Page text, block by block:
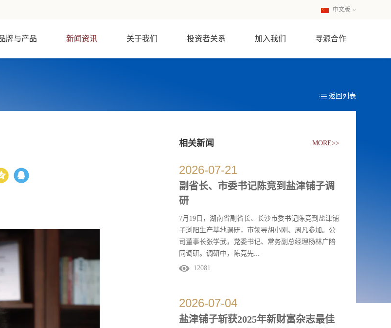
中文版
牌与产品 新闻资讯 关于我们 投资者关系 加入我们 寻源合作
返回列表
相关新闻 MORE>>
2026-07-21
副省长、市委书记陈竞到盐津铺子调
研
7月19日，湖南省副省长、长沙市委书记陈竞到盐津铺
子浏阳生产基地调研，市领导胡小刚、周凡参加。公
司董事长张学武，党委书记、常务副总经理杨林广陪
同调研。调研中，陈竞先...
售、产品研发、数字化转型等情况，对盐津铺子上市
以来持续高质量发展表示祝贺，对魔芋、鹌鹑蛋等产
品研发创新给予充分肯定。希望企业充分发挥龙头带
12081
2026-07-04
盐津铺子斩获2025年新财富杂志最佳